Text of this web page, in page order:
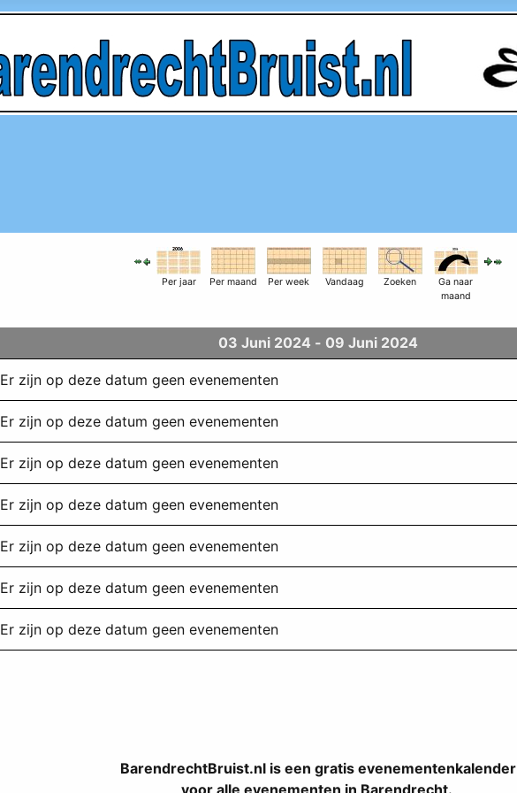
Per jaar Per maand Per week Vandaag Zoeken
Ga naar
maand
03 Juni 2024 - 09 Juni 2024
Er zijn op deze datum geen evenementen
Er zijn op deze datum geen evenementen
Er zijn op deze datum geen evenementen
Er zijn op deze datum geen evenementen
Er zijn op deze datum geen evenementen
Er zijn op deze datum geen evenementen
Er zijn op deze datum geen evenementen
BarendrechtBruist.nl is een gratis evenementenkalender
voor alle evenementen in Barendrecht.